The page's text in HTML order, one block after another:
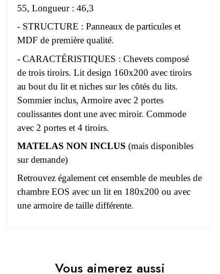
55, Longueur : 46,3
- STRUCTURE : Panneaux de particules et
MDF de première qualité.
- CARACTÉRISTIQUES : Chevets composé
de trois tiroirs. Lit design 160x200 avec tiroirs
au bout du lit et niches sur les côtés du lits.
Sommier inclus, Armoire avec 2 portes
coulissantes dont une avec miroir. Commode
avec 2 portes et 4 tiroirs.
MATELAS NON INCLUS (mais disponibles
sur demande)
Retrouvez également cet ensemble de meubles de
chambre EOS avec un lit en 180x200 ou avec
une armoire de taille différente.
Adulte
Vous devez vous connecter pour laisser un avis
Vous aimerez aussi